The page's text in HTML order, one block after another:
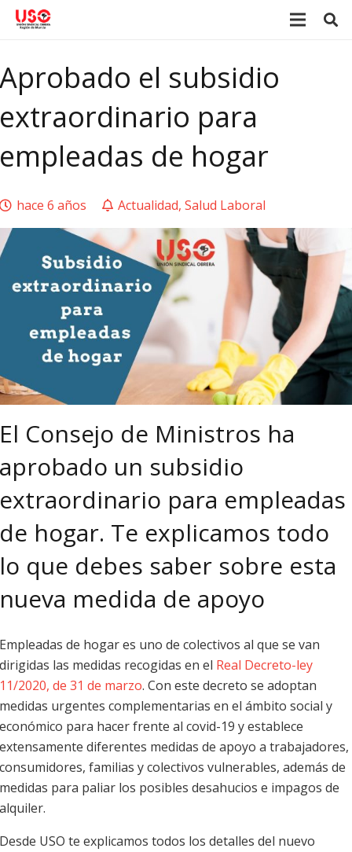
Aprobado el subsidio
extraordinario para
empleadas de hogar
hace 6 años Actualidad, Salud Laboral
El Consejo de Ministros ha
aprobado un subsidio
extraordinario para empleadas
de hogar. Te explicamos todo
lo que debes saber sobre esta
nueva medida de apoyo
Empleadas de hogar es uno de colectivos al que se van
dirigidas las medidas recogidas en el Real Decreto-ley
11/2020, de 31 de marzo. Con este decreto se adoptan
medidas urgentes complementarias en el ámbito social y
económico para hacer frente al covid-19 y establece
extensamente diferentes medidas de apoyo a trabajadores,
consumidores, familias y colectivos vulnerables, además de
medidas para paliar los posibles desahucios e impagos de
alquiler.
Desde USO te explicamos todos los detalles del nuevo